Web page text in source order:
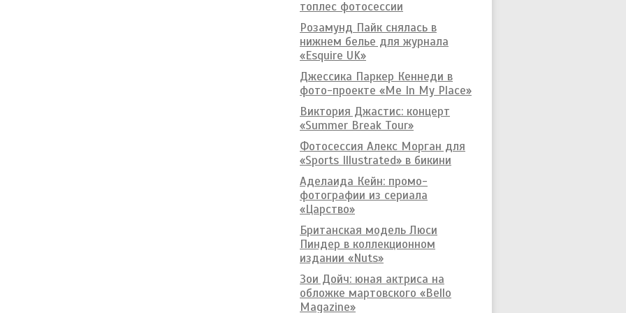
топлес фотосессии
Розамунд Пайк снялась в
нижнем белье для журнала
«Esquire UK»
Джессика Паркер Кеннеди в
фото-проекте «Me In My Place»
Виктория Джастис: концерт
«Summer Break Tour»
Фотосессия Алекс Морган для
«Sports Illustrated» в бикини
Аделаида Кейн: промо-
фотографии из сериала
«Царство»
Британская модель Люси
Пиндер в коллекционном
издании «Nuts»
Зои Дойч: юная актриса на
обложке мартовского «Bello
Magazine»